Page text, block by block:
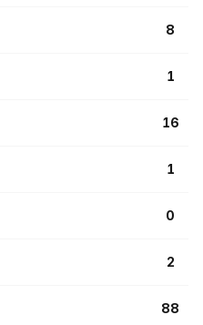
8
1
16
1
0
2
88